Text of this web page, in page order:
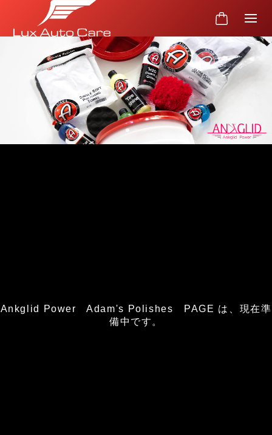
Ankglid Power Adam's Polishes PAGE は、現在準
備中です。